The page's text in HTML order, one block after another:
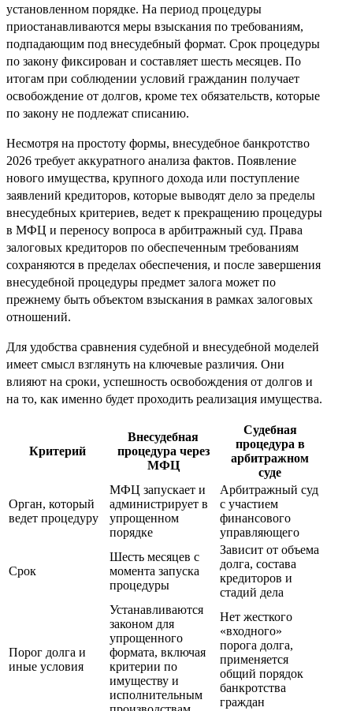
установленном порядке. На период процедуры
приостанавливаются меры взыскания по требованиям,
подпадающим под внесудебный формат. Срок процедуры
по закону фиксирован и составляет шесть месяцев. По
итогам при соблюдении условий гражданин получает
освобождение от долгов, кроме тех обязательств, которые
по закону не подлежат списанию.
Несмотря на простоту формы, внесудебное банкротство
2026 требует аккуратного анализа фактов. Появление
нового имущества, крупного дохода или поступление
заявлений кредиторов, которые выводят дело за пределы
внесудебных критериев, ведет к прекращению процедуры
в МФЦ и переносу вопроса в арбитражный суд. Права
залоговых кредиторов по обеспеченным требованиям
сохраняются в пределах обеспечения, и после завершения
внесудебной процедуры предмет залога может по
прежнему быть объектом взыскания в рамках залоговых
отношений.
Для удобства сравнения судебной и внесудебной моделей
имеет смысл взглянуть на ключевые различия. Они
влияют на сроки, успешность освобождения от долгов и
на то, как именно будет проходить реализация имущества.
Критерий
Внесудебная
процедура через
МФЦ
Судебная
процедура в
арбитражном
суде
Орган, который
ведет процедуру
МФЦ запускает и
администрирует в
упрощенном
порядке
Арбитражный суд
с участием
финансового
управляющего
Срок
Шесть месяцев с
момента запуска
процедуры
Зависит от объема
долга, состава
кредиторов и
стадий дела
Порог долга и
иные условия
Устанавливаются
законом для
упрощенного
формата, включая
критерии по
имуществу и
исполнительным
Нет жесткого
«входного»
порога долга,
применяется
общий порядок
банкротства
граждан